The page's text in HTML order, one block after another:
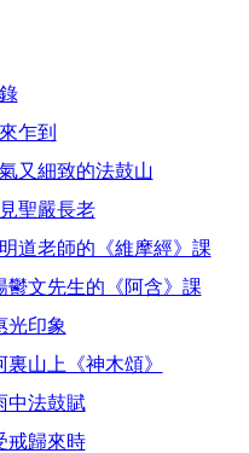
乍到
又細致的法鼓山
聖嚴長老
道老師的《維摩經》課
鬱文先生的《阿含》課
光印象
裏山上《神木頌》
中法鼓賦
戒歸來時